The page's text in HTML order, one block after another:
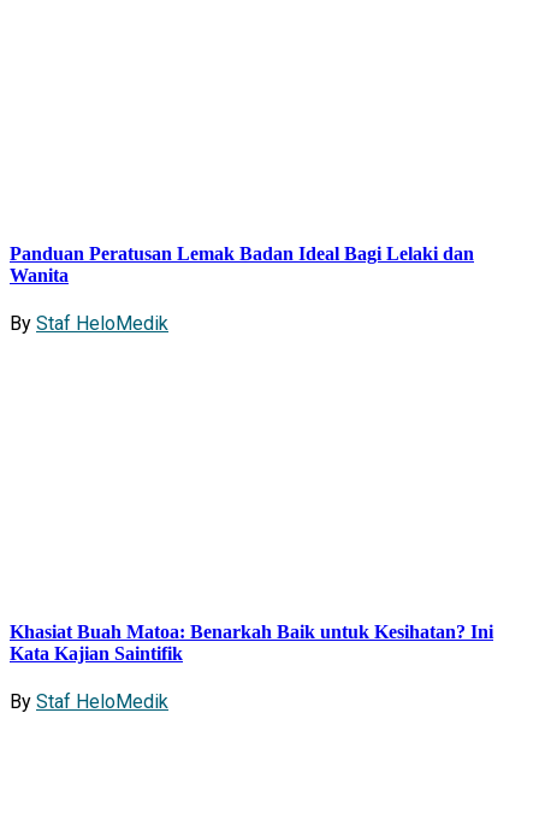
Panduan Peratusan Lemak Badan Ideal Bagi Lelaki dan
Wanita
By Staf HeloMedik
Khasiat Buah Matoa: Benarkah Baik untuk Kesihatan? Ini
Kata Kajian Saintifik
By Staf HeloMedik